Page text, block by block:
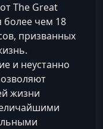
The Great
более чем 18
призванных
и неустанно
жизни